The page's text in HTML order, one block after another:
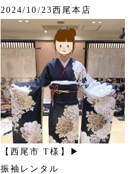
2024/10/23西尾本店
【西尾市 T様】▶
振袖レンタル